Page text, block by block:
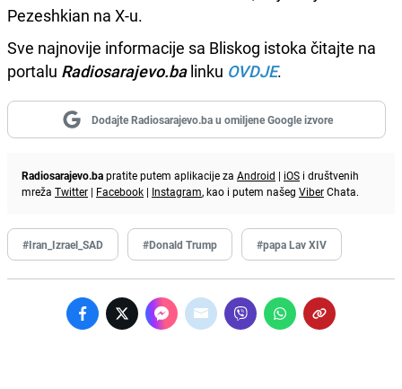
Pezeshkian na X-u.
Sve najnovije informacije sa Bliskog istoka čitajte na
portalu Radiosarajevo.balinku OVDJE.
Dodajte Radiosarajevo.ba u omiljene Google izvore
Radiosarajevo.bapratite putem aplikacije za Android | iOS i društvenih
mreža Twitter | Facebook | Instagram, kao i putem našeg ViberChata.
#Iran_Izrael_SAD #Donald Trump #papa Lav XIV